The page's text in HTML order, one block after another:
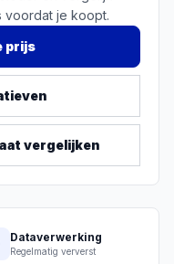
voordat je koopt.
prijs
vergelijken
Dataverwerking
Regelmatig ververst